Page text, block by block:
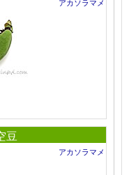
豆
アカソラマメ